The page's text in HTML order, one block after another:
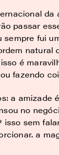
da
passar
sempre fui
natural
é
fazendo
a amizade
no
isso sem
a